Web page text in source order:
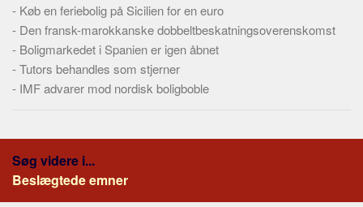
- Køb en feriebolig på Sicilien for en euro
- Den fransk-marokkanske dobbeltbeskatningsoverenskomst
- Boligmarkedet i Spanien er igen åbnet
-Tutors behandles som stjerner
- IMF advarer mod nordisk boligboble
Søg videre i...
Beslægtede emner